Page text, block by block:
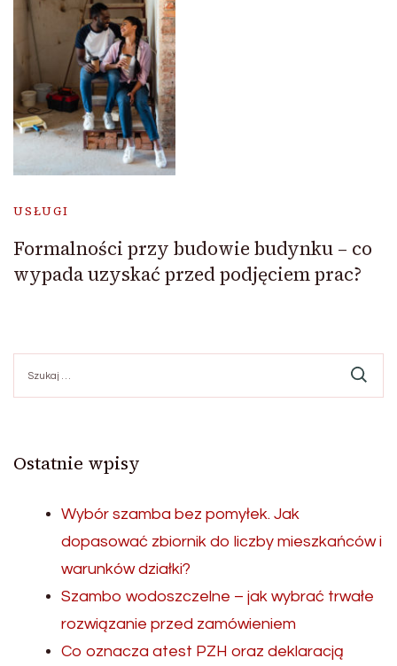
USŁUGI
Formalności przy budowie budynku – co
wypada uzyskać przed podjęciem prac?
Ostatnie wpisy
Wybór szamba bez pomyłek. Jak
dopasować zbiornik do liczby mieszkańców i
warunków działki?
Szambo wodoszczelne – jak wybrać trwałe
rozwiązanie przed zamówieniem
Co oznacza atest PZH oraz deklaracją